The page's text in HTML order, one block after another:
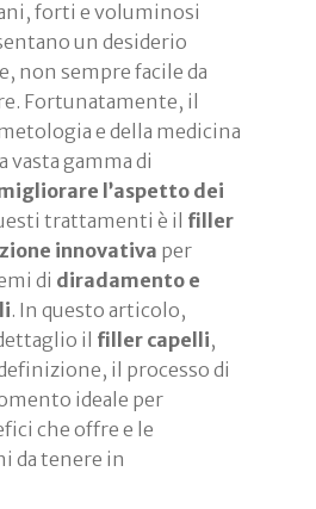
forti e voluminosi
un desiderio
non sempre facile da
Fortunatamente, il
e della medicina
vasta gamma di
l’aspetto dei
trattamenti è il filler
innovativa per
di diradamento e
. In questo articolo,
il filler capelli,
il processo di
ideale per
che offre e le
da tenere in